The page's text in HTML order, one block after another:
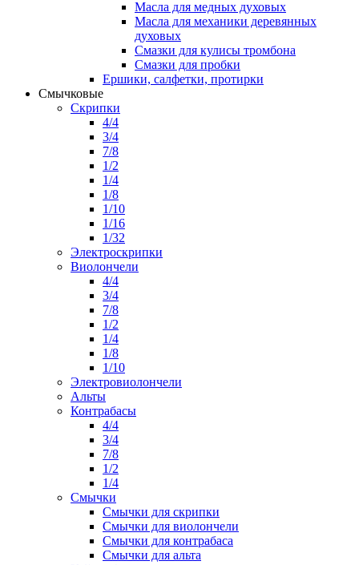
Масла для медных духовых
Масла для механики деревянных
духовых
Смазки для кулисы тромбона
Смазки для пробки
Ершики, салфетки, протирки
Смычковые
Скрипки
4/4
3/4
7/8
1/2
1/4
1/8
1/10
1/16
1/32
Электроскрипки
Виолончели
4/4
3/4
7/8
1/2
1/4
1/8
1/10
Электровиолончели
Альты
Контрабасы
4/4
3/4
7/8
1/2
1/4
Смычки
Смычки для скрипки
Смычки для виолончели
Смычки для контрабаса
Смычки для альта